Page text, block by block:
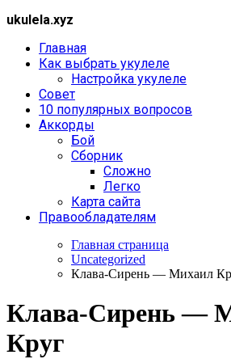
ukulela.xyz
Главная
Как выбрать укулеле
Настройка укулеле
Совет
10 популярных вопросов
Аккорды
Бой
Сборник
Сложно
Легко
Карта сайта
Правообладателям
Главная страница
Uncategorized
Клава-Сирень — Михаил
Клава-Сирень —
Круг